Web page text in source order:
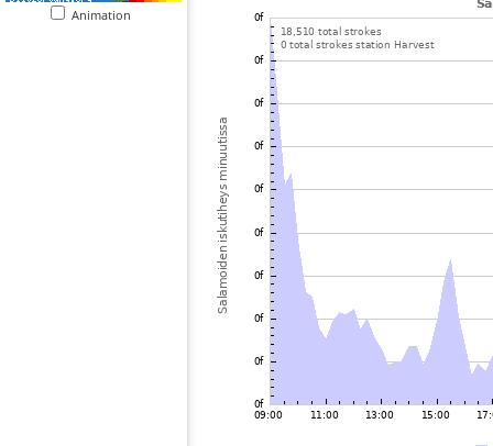
Animation